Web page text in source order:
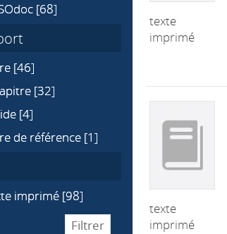
texte
imprimé
texte
imprimé
[68]
[46]
[32]
[4]
référence
de référence [1]
imprimé [98]